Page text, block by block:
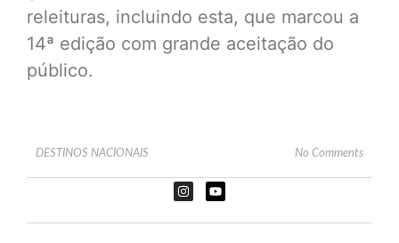
releituras, incluindo esta, que marcou a
14ª edição com grande aceitação do
público.
DESTINOS NACIONAIS No Comments